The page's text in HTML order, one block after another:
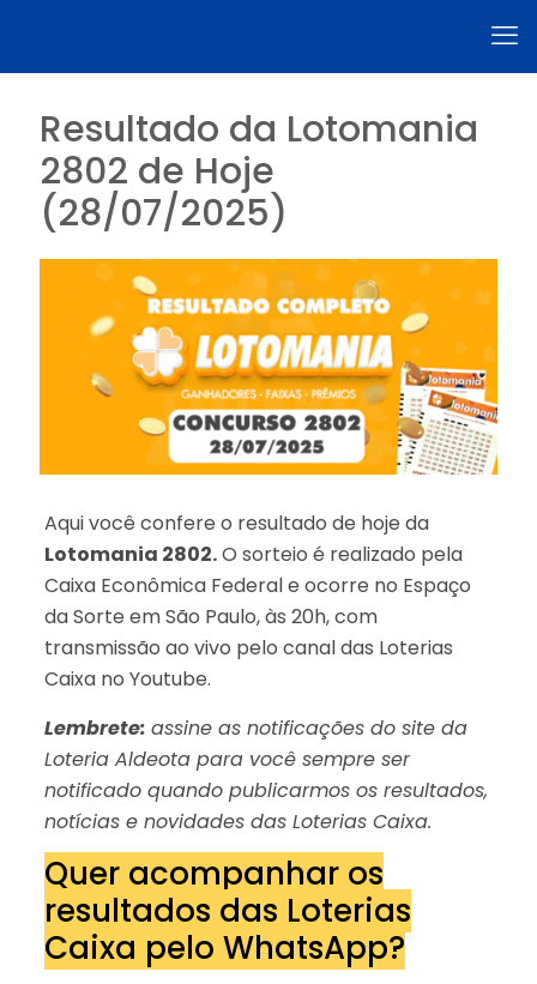
Resultado da Lotomania
2802 de Hoje
(28/07/2025)
Aqui você confere o resultado de hoje da
Lotomania 2802.O sorteio é realizado pela
Caixa Econômica Federal e ocorre no Espaço
da Sorte em São Paulo, às 20h, com
transmissão ao vivo pelo canal das Loterias
Caixa no Youtube.
Lembrete: assine as notificações do site da
Loteria Aldeota para você sempre ser
notificado quando publicarmos os resultados,
notícias e novidades das Loterias Caixa.
Quer acompanhar os
resultados das Loterias
Caixa pelo WhatsApp?